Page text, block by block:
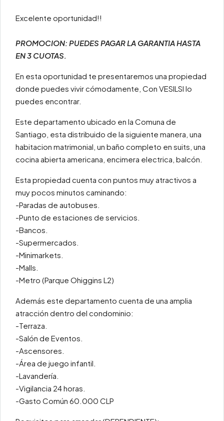
Excelente oportunidad!!
PROMOCION: PUEDES PAGAR LA GARANTIA HASTA
EN 3 CUOTAS.
En esta oportunidad te presentaremos una propiedad
donde puedes vivir cómodamente, Con VESILSI lo
puedes encontrar.
Este departamento ubicado en la Comuna de
Santiago, esta distribuido de la siguiente manera, una
habitacion matrimonial, un baño completo en suits, una
cocina abierta americana, encimera electrica, balcón.
Esta propiedad cuenta con puntos muy atractivos a
muy pocos minutos caminando:
-Paradas de autobuses.
-Punto de estaciones de servicios.
-Bancos.
-Supermercados.
-Minimarkets.
-Malls.
-Metro (Parque Ohiggins L2)
Además este departamento cuenta de una amplia
atracción dentro del condominio:
-Terraza.
-Salón de Eventos.
-Ascensores.
-Área de juego infantil.
-Lavandería.
-Vigilancia 24 horas.
-Gasto Común 60.000 CLP